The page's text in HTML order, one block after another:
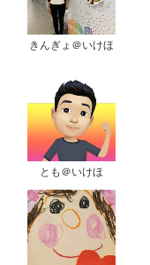
きんぎょ＠いけほ
とも＠いけほ